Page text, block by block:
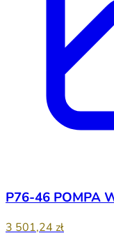
P76-46 POMPA
3 501,24 zł